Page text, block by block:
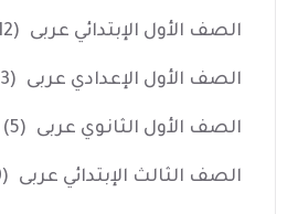
الصف الأول الإبتدائي عربى (12)
الصف الأول الإعدادي عربى (13)
الصف الأول الثانوي عربى (5)
الصف الثالث الإبتدائي عربى (9)